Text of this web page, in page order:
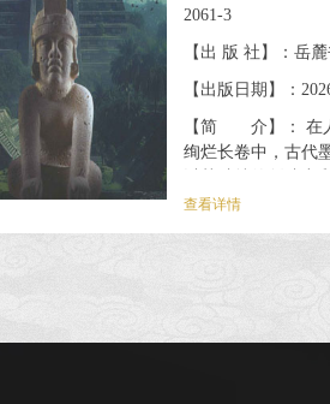
2061-3
【出 版 社】：岳
【出版日期】：
【简 介】： 在
绚烂长卷中，古代
宙理解古据了特殊
查看详情